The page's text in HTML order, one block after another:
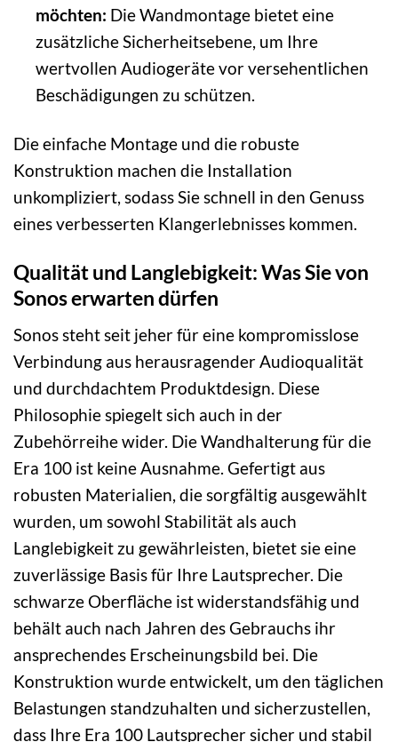
möchten: Die Wandmontage bietet eine
zusätzliche Sicherheitsebene, um Ihre
wertvollen Audiogeräte vor versehentlichen
Beschädigungen zu schützen.
Die einfache Montage und die robuste
Konstruktion machen die Installation
unkompliziert, sodass Sie schnell in den Genuss
eines verbesserten Klangerlebnisses kommen.
Qualität und Langlebigkeit: Was Sie von
Sonos erwarten dürfen
Sonos steht seit jeher für eine kompromisslose
Verbindung aus herausragender Audioqualität
und durchdachtem Produktdesign. Diese
Philosophie spiegelt sich auch in der
Zubehörreihe wider. Die Wandhalterung für die
Era 100 ist keine Ausnahme. Gefertigt aus
robusten Materialien, die sorgfältig ausgewählt
wurden, um sowohl Stabilität als auch
Langlebigkeit zu gewährleisten, bietet sie eine
zuverlässige Basis für Ihre Lautsprecher. Die
schwarze Oberfläche ist widerstandsfähig und
behält auch nach Jahren des Gebrauchs ihr
ansprechendes Erscheinungsbild bei. Die
Konstruktion wurde entwickelt, um den täglichen
Belastungen standzuhalten und sicherzustellen,
dass Ihre Era 100 Lautsprecher sicher und stabil